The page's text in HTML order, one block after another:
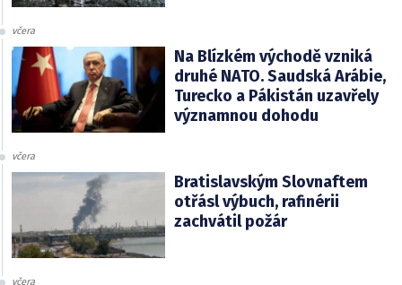
včera
Na Blízkém východě vzniká
druhé NATO. Saudská Arábie,
Turecko a Pákistán uzavřely
významnou dohodu
včera
Bratislavským Slovnaftem
otřásl výbuch, rafinérii
zachvátil požár
včera